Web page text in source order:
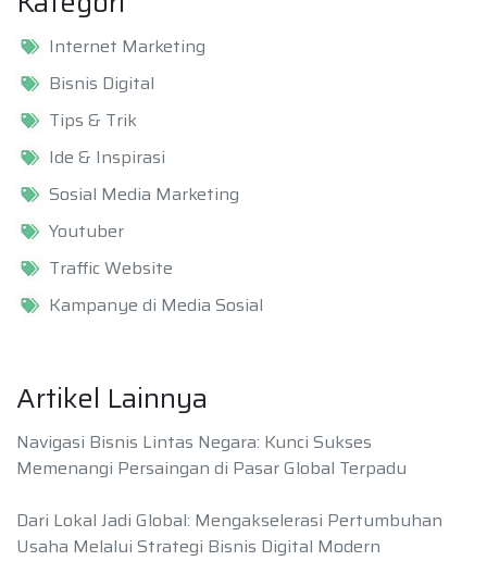
Internet Marketing
Bisnis Digital
Tips & Trik
Ide & Inspirasi
Sosial Media Marketing
Youtuber
Traffic Website
Kampanye di Media Sosial
Artikel Lainnya
Navigasi Bisnis Lintas Negara: Kunci Sukses
Memenangi Persaingan di Pasar Global Terpadu
Dari Lokal Jadi Global: Mengakselerasi Pertumbuhan
Usaha Melalui Strategi Bisnis Digital Modern